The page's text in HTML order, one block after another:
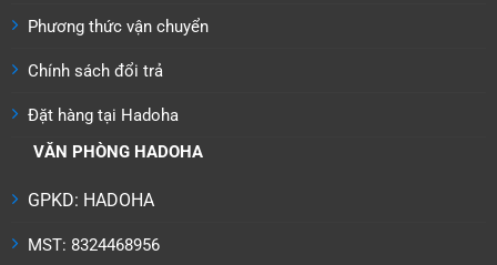
Phương thức vận chuyển
Chính sách đổi trả
Đặt hàng tại Hadoha
VĂN PHÒNG HADOHA
GPKD: HADOHA
MST: 8324468956